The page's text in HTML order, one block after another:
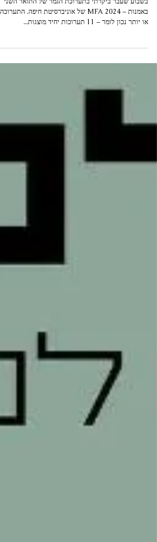
חיפה
בשבוע שעבר ביקרתי בתערוכת הגמר של התואר השני